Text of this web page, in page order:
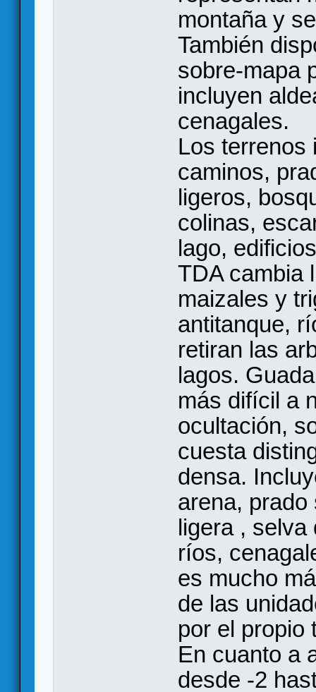
montaña y
También
sobre-mapa
incluyen
cenagales.
Los terrenos
caminos,
ligeros,
colinas,
lago,
TDA cambia
maizales y
antitanque,
retiran las
lagos.
más difícil a
ocultación,
cuesta
densa.
arena,
ligera ,
ríos,
es mucho
de las
por el propio
En cuanto a
desde -2